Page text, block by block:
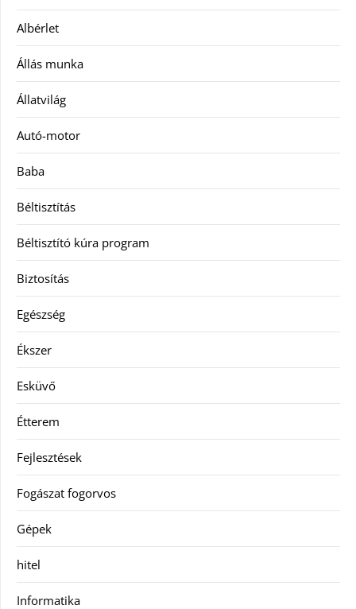
Albérlet
Állás munka
Állatvilág
Autó-motor
Baba
Béltisztítás
Béltisztító kúra program
Biztosítás
Egészség
Ékszer
Esküvő
Étterem
Fejlesztések
Fogászat fogorvos
Gépek
hitel
Informatika